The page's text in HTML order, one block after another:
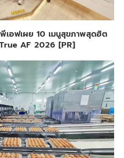
เอฟเผย 10 เมนูสุขภาพสุดฮิต
AF 2026 [PR]